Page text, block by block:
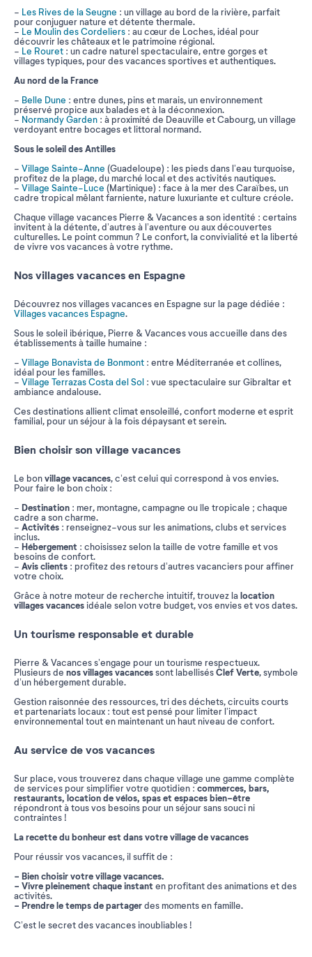
- Les Rives de la Seugne : un village au bord de la rivière, parfait
pour conjuguer nature et détente thermale.
- Le Moulin des Cordeliers : au cœur de Loches, idéal pour
découvrir les châteaux et le patrimoine régional.
- Le Rouret : un cadre naturel spectaculaire, entre gorges et
villages typiques, pour des vacances sportives et authentiques.
Au nord de la France
- Belle Dune : entre dunes, pins et marais, un environnement
préservé propice aux balades et à la déconnexion.
- Normandy Garden : à proximité de Deauville et Cabourg, un village
verdoyant entre bocages et littoral normand.
Sous le soleil des Antilles
- Village Sainte-Anne (Guadeloupe) : les pieds dans l’eau turquoise,
profitez de la plage, du marché local et des activités nautiques.
- Village Sainte-Luce (Martinique) : face à la mer des Caraïbes, un
cadre tropical mêlant farniente, nature luxuriante et culture créole.
Chaque village vacances Pierre & Vacances a son identité : certains
invitent à la détente, d’autres à l’aventure ou aux découvertes
culturelles. Le point commun ? Le confort, la convivialité et la liberté
de vivre vos vacances à votre rythme.
Nos villages vacances en Espagne
Découvrez nos villages vacances en Espagne sur la page dédiée :
Villages vacances Espagne.
Sous le soleil ibérique, Pierre & Vacances vous accueille dans des
établissements à taille humaine :
- Village Bonavista de Bonmont : entre Méditerranée et collines,
idéal pour les familles.
- Village Terrazas Costa del Sol : vue spectaculaire sur Gibraltar et
ambiance andalouse.
Ces destinations allient climat ensoleillé, confort moderne et esprit
familial, pour un séjour à la fois dépaysant et serein.
Bien choisir son village vacances
Le bonvillage vacances, c’est celui qui correspond à vos envies.
Pour faire le bon choix :
- Destination : mer, montagne, campagne ou île tropicale ; chaque
cadre a son charme.
- Activités : renseignez-vous sur les animations, clubs et services
inclus.
- Hébergement : choisissez selon la taille de votre famille et vos
besoins de confort.
- Avis clients : profitez des retours d’autres vacanciers pour affiner
votre choix.
Grâce à notre moteur de recherche intuitif, trouvez lalocation
villages vacances idéale selon votre budget, vos envies et vos dates.
Un tourisme responsable et durable
Pierre & Vacances s’engage pour un tourisme respectueux.
Plusieurs de nos villages vacancessont labellisésClef Verte, symbole
d’un hébergement durable.
Gestion raisonnée des ressources, tri des déchets, circuits courts
et partenariats locaux : tout est pensé pour limiter l’impact
environnemental tout en maintenant un haut niveau de confort.
Au service de vos vacances
Sur place, vous trouverez dans chaque village une gamme complète
de services pour simplifier votre quotidien : commerces, bars,
restaurants, location de vélos, spas et espaces bien-être
répondront à tous vos besoins pour un séjour sans souci ni
contraintes !
La recette du bonheur est dans votre village de vacances
Pour réussir vos vacances, il suffit de :
- Bien choisir votre village vacances.
- Vivre pleinement chaque instant en profitant des animations et des
activités.
- Prendre le temps de partagerdes moments en famille.
C’est le secret des vacances inoubliables !